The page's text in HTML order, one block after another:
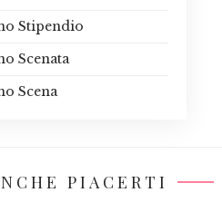
Stipendio
Scenata
Scena
PIACERTI